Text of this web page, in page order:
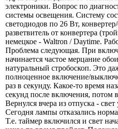
электроники. Вопрос по
системы освещения. Систему
светодиодов по 26 Вт,
разветвитель от конвертера
немецкое - Waltron / Daytime.
Проблема следующая. При
начинается частое мерцание
натуральный стробоскоп. Это
полноценное включение/
раз в секунду. Какое-то время
секунд после включения, потом
Вернулся вчера из отпуска -
Сегодня лампы отказались
Т.е. таймер включился и свет